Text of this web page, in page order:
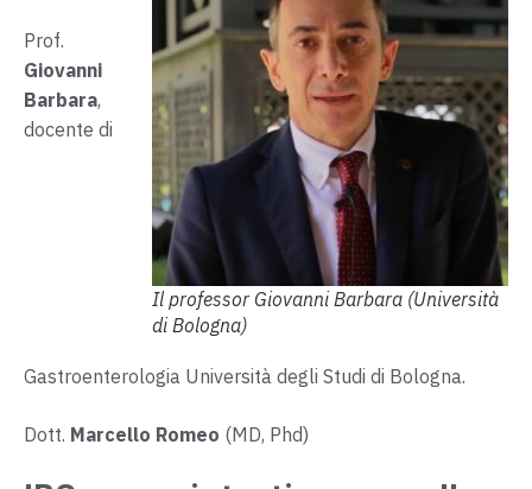
Il professor Giovanni Barbara (Università
di Bologna)
Prof.
Giovanni
Barbara,
docente di
Gastroenterologia Università degli Studi di Bologna.
Dott. Marcello Romeo (MD, Phd)